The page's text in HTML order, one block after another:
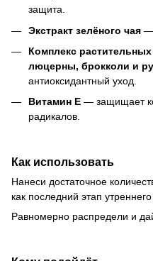
защита.
Экстракт зелёного чая —
Комплекс
люцерны, брокколи и
антиоксидантный уход.
Витамин Е — защищает
радикалов.
Как использовать
Нанеси достаточное
как последний этап утреннего
Равномерно распредели и